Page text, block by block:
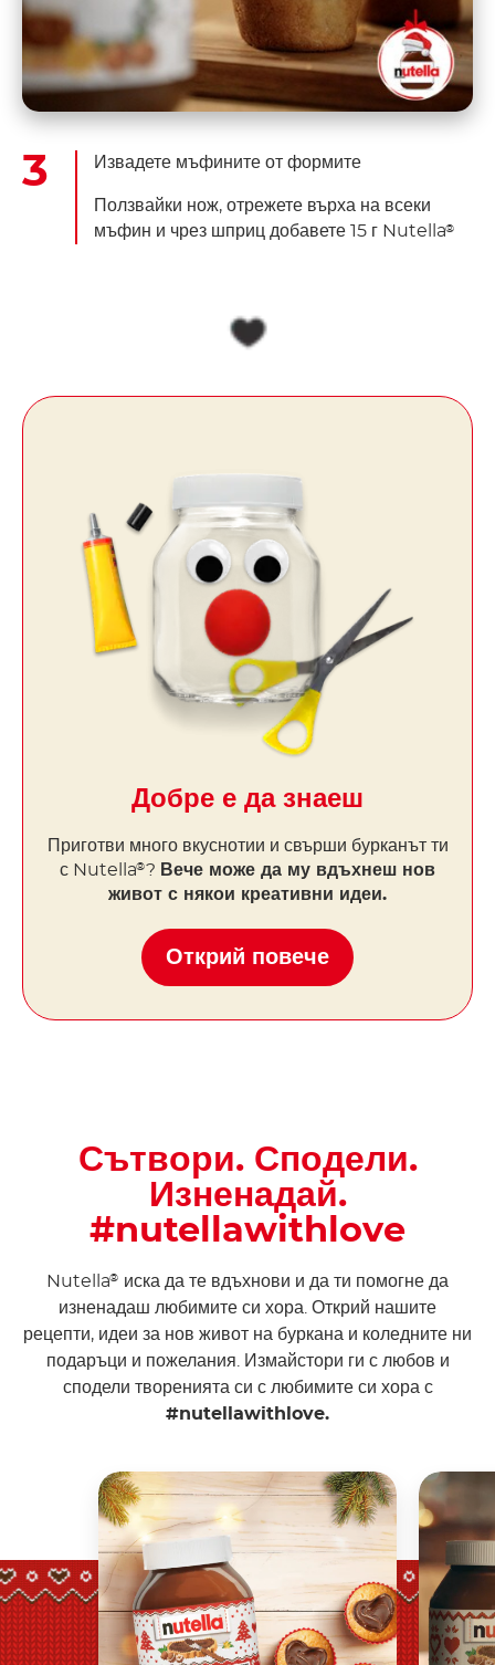
Извадете мъфините от формите
Ползвайки нож, отрежете върха на всеки
мъфин и чрез шприц добавете 15 г Nutella®
Добре е да знаеш
Приготви много вкуснотии и свърши бурканът ти
с Nutella®? Вече може да му вдъхнеш нов
живот с някои креативни идеи.
Открий повече
Сътвори. Сподели.
Изненадай.
#nutellawithlove
Nutella® иска да те вдъхнови и да ти помогне да
изненадаш любимите си хора. Открий нашите
рецепти, идеи за нов живот на буркана и коледните ни
подаръци и пожелания. Измайстори ги с любов и
сподели творенията си с любимите си хора с
#nutellawithlove.